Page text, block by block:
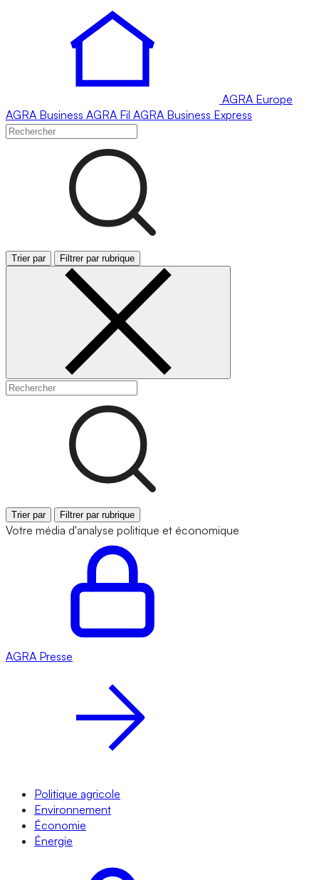
AGRA Europe
AGRA Business AGRA Fil AGRA Business Express
Trier par Filtrer par rubrique
Trier par Filtrer par rubrique
Votre média d'analyse politique et économique
AGRA Presse
Politique agricole
Environnement
Économie
Énergie